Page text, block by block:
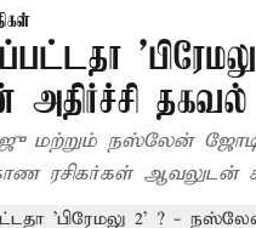
தகவல்
மற்றும் நஸ்லேன்
ரசிகர்கள் ஆவலுடன்